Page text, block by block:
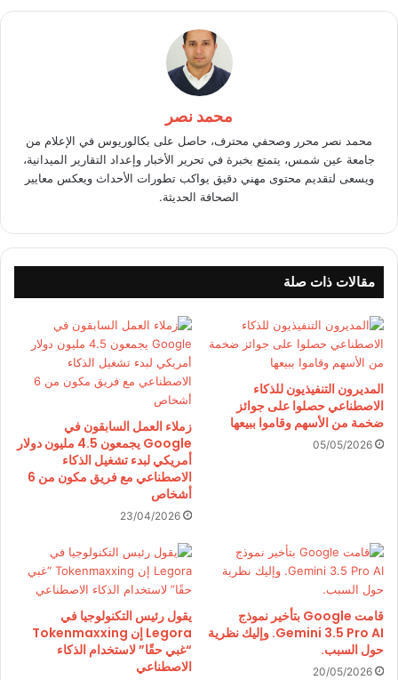
محمد نصر
محمد نصر محرر وصحفي محترف، حاصل على بكالوريوس في الإعلام من
جامعة عين شمس، يتمتع بخبرة في تحرير الأخبار وإعداد التقارير الميدانية،
ويسعى لتقديم محتوى مهني دقيق يواكب تطورات الأحداث ويعكس معايير
الصحافة الحديثة.
مقالات ذات صلة
المديرون التنفيذيون للذكاء
الاصطناعي حصلوا على جوائز
ضخمة من الأسهم وقاموا ببيعها
05/05/2026
زملاء العمل السابقون في
Google يجمعون 4.5 مليون دولار
أمريكي لبدء تشغيل الذكاء
الاصطناعي مع فريق مكون من 6
أشخاص
23/04/2026
قامت Google بتأخير نموذج
Gemini 3.5 Pro AI. وإليك نظرية
حول السبب.
20/05/2026
يقول رئيس التكنولوجيا في
Legora إن Tokenmaxxing
“غبي حقًا” لاستخدام الذكاء
الاصطناعي